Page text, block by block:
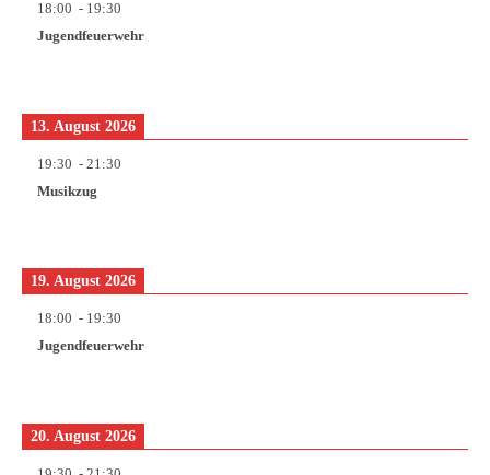
18:00 - 19:30
Jugendfeuerwehr
13. August 2026
19:30 - 21:30
Musikzug
19. August 2026
18:00 - 19:30
Jugendfeuerwehr
20. August 2026